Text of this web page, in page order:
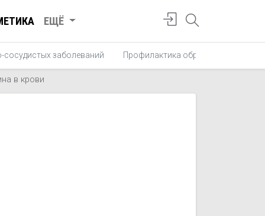
ЕЩЁ
сосудистых заболеваний Профилактика образования
в крови